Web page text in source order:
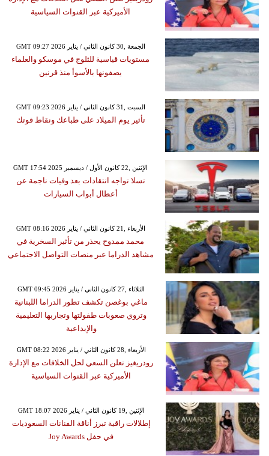
الأميركية عبر القنوات السياسية
GMT 09:27 2026 الجمعة ,30 كانون الثاني / يناير
مستويات قياسية للثلوج في موسكو والعلماء
يصفونها بالأسوأ منذ قرنين
GMT 09:23 2026 السبت ,31 كانون الثاني / يناير
تأثير يوم الميلاد على طباعك ونقاط قوتك
GMT 17:54 2025 الإثنين ,22 كانون الأول / ديسمبر
تسلا تواجه انتقادات بعد وفيات ناجمة عن
أعطال أبواب السيارات
GMT 08:16 2026 الأربعاء ,21 كانون الثاني / يناير
محمد ممدوح يحذر من تأثير السخرية في
مشاهد الدراما عبر منصات التواصل الاجتماعي
GMT 09:45 2026 الثلاثاء ,27 كانون الثاني / يناير
ماغي بوغصن تكشف تطور الدراما اللبنانية
وتروي صعوبات طفولتها وتجاربها التعليمية
والإبداعية
GMT 08:22 2026 الأربعاء ,28 كانون الثاني / يناير
رودريغيز تعلن السعي لحل الخلافات مع الإدارة
الأميركية عبر القنوات السياسية
GMT 18:07 2026 الإثنين ,19 كانون الثاني / يناير
إطلالات راقية تبرز أناقة الفنانات السعوديات
في حفل Joy Awards